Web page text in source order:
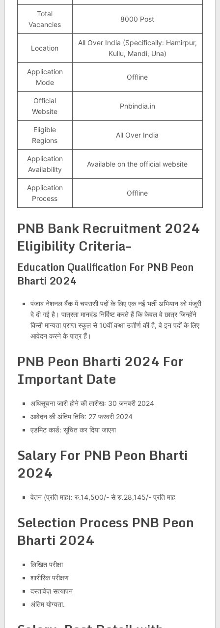
Total
Vacancies
8000 Post
Location
All Over India (Specifically: Hamirpur,
Kullu, Mandi, Una)
Application
Mode
Offline
Official
Website
Pnbindia.in
Eligible
Regions
All Over India
Application
Availability
Available on the official website
Application
Process
Offline
PNB Bank Recruitment 2024
Eligibility Criteria–
Education Qualification For PNB Peon
Bharti 2024
पंजाब नेशनल बैंक में चपरासी पदों के लिए एक नई भर्ती अभियान को मंजूरी
दे दी गई है। पात्रता मानदंड निर्दिष्ट करते हैं कि केवल वे छात्र जिन्होंने
किसी मान्यता प्राप्त स्कूल से 10वीं कक्षा उत्तीर्ण की है, वे इन पदों के लिए
आवेदन करने के पात्र हैं।
PNB Peon Bharti 2024 For
Important Date
अधिसूचना जारी होने की तारीख: 30 जनवरी 2024
आवेदन की अंतिम तिथि: 27 फरवरी 2024
एडमिट कार्ड: सूचित कर दिया जाएगा
Salary For PNB Peon Bharti
2024
वेतन (प्रति माह): रु.14,500/- से रु.28,145/- प्रति माह
Selection Process PNB Peon
Bharti 2024
लिखित परीक्षा
शारीरिक परीक्षण
दस्तावेज़ सत्यापन
अंतिम योग्यता.